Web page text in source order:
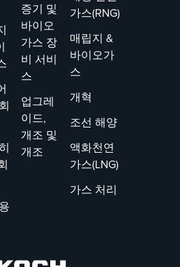
증기 및
바이오
가스 장
비 서비
스
업그레
이드,
개조 및
개조
가스(RNG)
매립지 &
바이오가
스
개혁
조선 해양
액화천연
가스(LNG)
가스 처리